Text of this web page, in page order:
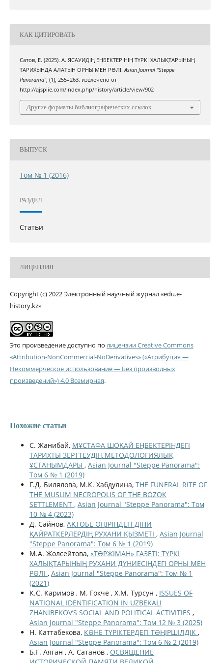
КАК ЦИТИРОВАТЬ
Сатов, Е. (2025). А. ЯСАУИДІҢ ЕҢБЕКТЕРІНІҢ ТҮРКІ ХАЛЫҚТАРЫНЫҢ
ТАРИХЫНДА АЛАТЫН ОРНЫ МЕН РӨЛІ.Asian Journal "Steppe
Panorama", (1), 255–263. извлечено от
http://ajspiie.com/index.php/history/article/view/902
Другие форматы библиографических ссылок
ВЫПУСК
Том № 1 (2016)
РАЗДЕЛ
Статьи
ЛИЦЕНЗИЯ
Copyright (c) 2022 Электронный научный журнал «edu.e-
history.kz»
Это произведение доступно по лицензии Creative Commons
«Attribution-NonCommercial-NoDerivatives» («Атрибуция —
Некоммерческое использование — Без производных
произведений») 4.0 Всемирная.
Похожие статьи
С. Жанибай, МҰСТАФА ШОҚАЙ ЕҢБЕКТЕРІНДЕГІ
ТАРИХТЫ ЗЕРТТЕУДІҢ МЕТОДОЛОГИЯЛЫҚ
ҰСТАНЫМДАРЫ , Asian Journal "Steppe Panorama":
Том 6 № 1 (2019)
Г.Д. Билялова, М.К. Хабдулина, THE FUNERAL RITE OF
THE MUSLIM NECROPOLIS OF THE BOZOK
SETTLEMENT , Asian Journal "Steppe Panorama": Том
10 № 4 (2023)
Д. Сайнов, АҚТӨБЕ ӨҢІРІНДЕГІ ДІНИ
ҚАЙРАТКЕРЛЕРДІҢ РУХАНИ ҚЫЗМЕТІ , Asian Journal
"Steppe Panorama": Том 6 № 1 (2019)
М.А. Жолсейтова, «ТƏРЖІМАН» ГАЗЕТІ: ТҮРКІ
ХАЛЫҚТАРЫНЫҢ РУХАНИ ДҮНИЕСІНДЕГІ ОРНЫ МЕН
РӨЛІ , Asian Journal "Steppe Panorama": Том № 1
(2021)
К.С. Каримов , М. Гокче , Х.М. Турсун , ISSUES OF
NATIONAL IDENTIFICATION IN UZBEKALI
ZHANIBEKOV’S SOCIAL AND POLITICAL ACTIVITIES ,
Asian Journal "Steppe Panorama": Том 12 № 3 (2025)
Н. Каттабекова, КӨНЕ ТҮРІКТЕРДЕГІ ТƏҢІРШІЛДІК ,
Asian Journal "Steppe Panorama": Том 6 № 2 (2019)
Б.Г. Аяган , А. Сатанов , ОСВЯЩЕНИЕ